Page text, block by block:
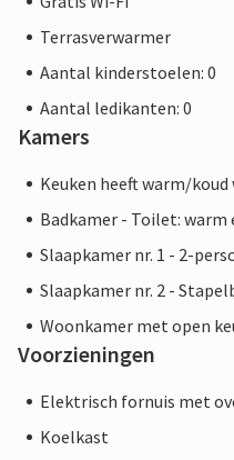
Terrasverwarmer
Aantal kinderstoelen: 0
Aantal ledikanten: 0
Kamers
Keuken heeft warm/
Badkamer - Toilet: warm
Slaapkamer nr. 1 - 2-
Slaapkamer nr. 2 -
Woonkamer met open
Voorzieningen
Elektrisch fornuis met
Koelkast